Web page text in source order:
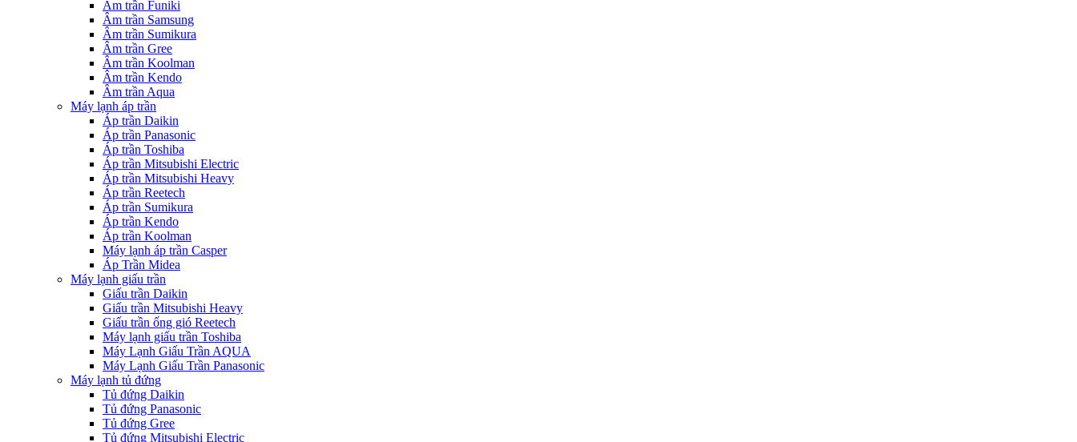
Âm trần Funiki
Âm trần Samsung
Âm trần Sumikura
Âm trần Gree
Âm trần Koolman
Âm trần Kendo
Âm trần Aqua
Máy lạnh áp trần
Áp trần Daikin
Áp trần Panasonic
Áp trần Toshiba
Áp trần Mitsubishi Electric
Áp trần Mitsubishi Heavy
Áp trần Reetech
Áp trần Sumikura
Áp trần Kendo
Áp trần Koolman
Máy lạnh áp trần Casper
Áp Trần Midea
Máy lạnh giấu trần
Giấu trần Daikin
Giấu trần Mitsubishi Heavy
Giấu trần ống gió Reetech
Máy lạnh giấu trần Toshiba
Máy Lạnh Giấu Trần AQUA
Máy Lạnh Giấu Trần Panasonic
Máy lạnh tủ đứng
Tủ đứng Daikin
Tủ đứng Panasonic
Tủ đứng Gree
Tủ đứng Mitsubishi Electric